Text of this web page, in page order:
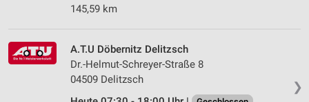
145,59 km
❯
A.T.U Döbernitz Delitzsch
Dr.-Helmut-Schreyer-Straße 8
04509 Delitzsch
Verwendung reduzierter Daten zur Auswahl von
Werbeanzeigen
Erstellung von Profilen für personalisierte